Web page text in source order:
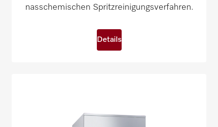
nasschemischen Spritzreinigungsverfahren.
Details